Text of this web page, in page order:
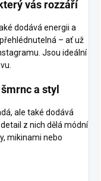
vás rozzáří
dodává energii a
– ať už
Jsou ideální
a styl
ale také dodává
z nich dělá módní
mikinami nebo